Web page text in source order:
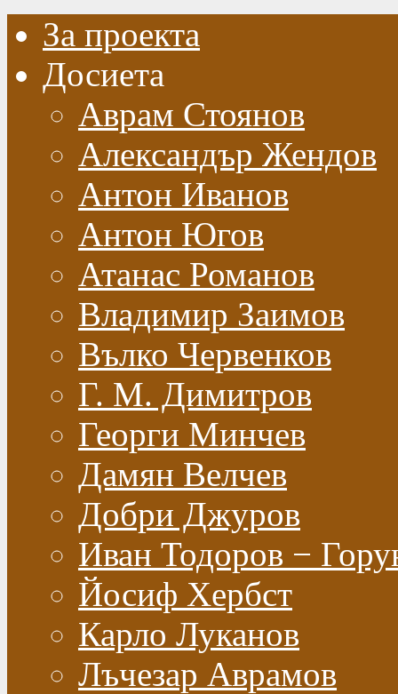
За проекта
Досиета
Аврам Стоянов
Александър Жендов
Антон Иванов
Антон Югов
Атанас Романов
Владимир Заимов
Вълко Червенков
Г. М. Димитров
Георги Минчев
Дамян Велчев
Добри Джуров
Иван Тодоров −
Йосиф Хербст
Карло Луканов
Лъчезар Аврамов